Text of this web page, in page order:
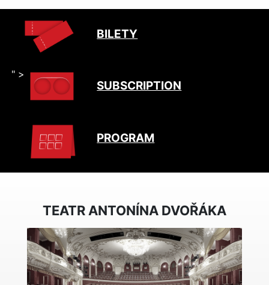
BILETY
" >
SUBSCRIPTION
PROGRAM
TEATR ANTONÍNA DVOŘÁKA